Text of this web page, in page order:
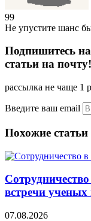
99
Не упустите шанс
Подпишитесь
статьи на почту!
рассылка не чаще 1
Введите ваш email
Похожие статьи
встречи
07.08.2026